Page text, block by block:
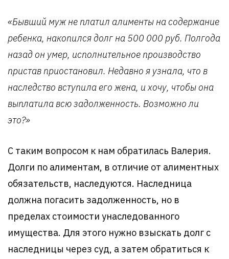
«Бывший муж не платил алименты на содержание
ребенка, накопился долг на 500 000 руб. Полгода
назад он умер, исполнительное производство
пристав приостановил. Недавно я узнала, что в
наследство вступила его жена, и хочу, чтобы она
выплатила всю задолженность. Возможно ли
это?»
С таким вопросом к нам обратилась Валерия.
Долги по алиментам, в отличие от алиментных
обязательств, наследуются. Наследница
должна погасить задолженность, но в
пределах стоимости унаследованного
имущества. Для этого нужно взыскать долг с
наследницы через суд, а затем обратиться к